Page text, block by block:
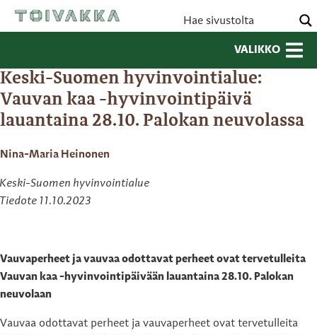
VALIKKO
Keski-Suomen hyvinvointialue:
Vauvan kaa -hyvinvointipäivä
lauantaina 28.10. Palokan neuvolassa
Nina-Maria Heinonen
Keski-Suomen hyvinvointialue
Tiedote 11.10.2023
Vauvaperheet ja vauvaa odottavat perheet ovat tervetulleita
Vauvan kaa -hyvinvointipäivään lauantaina 28.10. Palokan
neuvolaan
Vauvaa odottavat perheet ja vauvaperheet ovat tervetulleita